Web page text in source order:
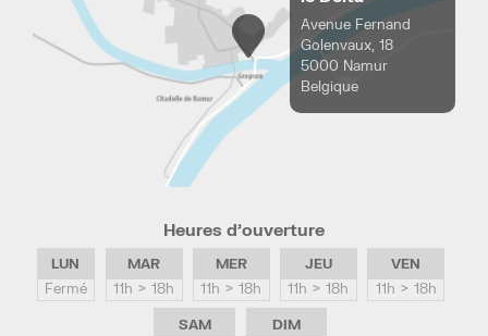
Avenue Fernand
Golenvaux, 18
5000 Namur
Belgique
Heures d’ouverture
LUN
Fermé
MAR
11h > 18h
MER
11h > 18h
JEU
11h > 18h
VEN
11h > 18h
SAM
DIM